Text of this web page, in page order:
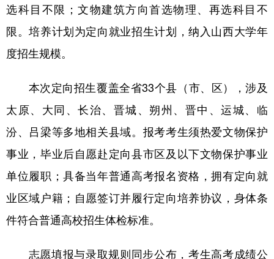
文化产业
北京 天津 河北 山西
辽宁 吉林 上海 江苏
山东 河南 湖北 湖南
广东 广西 海南 重庆
四川 贵州
陕西 甘肃 青海 宁夏
选科目不限；文物建筑方向首选物理、再选科目不
限。培养计划为定向就业招生计划，纳入山西大学年
度招生规模。
本次定向招生覆盖全省33个县（市、区），涉及
太原、大同、长治、晋城、朔州、晋中、运城、临
汾、吕梁等多地相关县域。报考考生须热爱文物保护
事业，毕业后自愿赴定向县市区及以下文物保护事业
单位履职；具备当年普通高考报名资格，拥有定向就
业区域户籍；自愿签订并履行定向培养协议，身体条
件符合普通高校招生体检标准。
志愿填报与录取规则同步公布，考生高考成绩公